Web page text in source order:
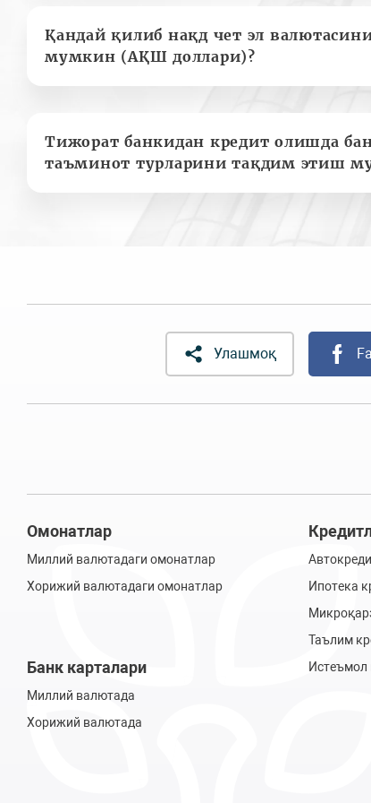
Қандай қилиб нақд чет эл
мумкин (АҚШ доллари)?
Тижорат банкидан кредит олишда
таъминот турларини тақдим этиш
Улашмоқ
Омонатлар
Миллий валютадаги омонатлар
Хорижий валютадаги омонатлар
Банк карталари
Миллий валютада
Хорижий валютада
Ипотека
Таълим
Истеъмол